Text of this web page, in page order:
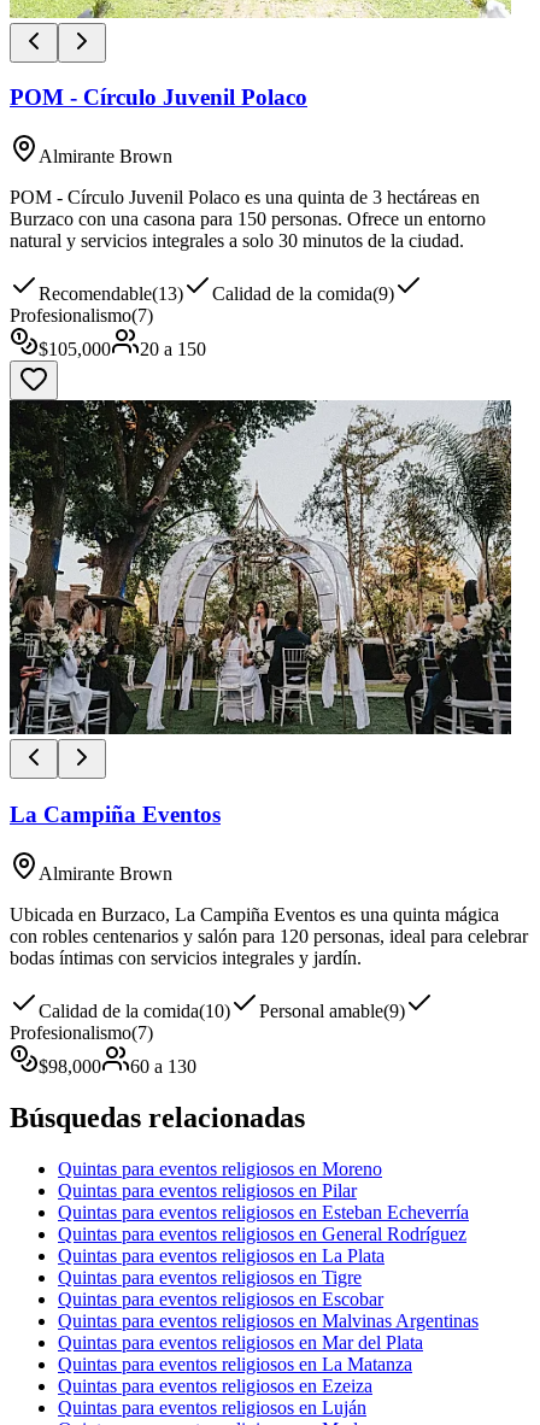
POM - Círculo Juvenil Polaco
Almirante Brown
POM - Círculo Juvenil Polaco es una quinta de 3 hectáreas en
Burzaco con una casona para 150 personas. Ofrece un entorno
natural y servicios integrales a solo 30 minutos de la ciudad.
Recomendable(13) Calidad de la comida(9)
Profesionalismo(7)
$105,000 20 a 150
La Campiña Eventos
Almirante Brown
Ubicada en Burzaco, La Campiña Eventos es una quinta mágica
con robles centenarios y salón para 120 personas, ideal para celebrar
bodas íntimas con servicios integrales y jardín.
Calidad de la comida(10) Personal amable(9)
Profesionalismo(7)
$98,000 60 a 130
Búsquedas relacionadas
Quintas para eventos religiosos en Moreno
Quintas para eventos religiosos en Pilar
Quintas para eventos religiosos en Esteban Echeverría
Quintas para eventos religiosos en General Rodríguez
Quintas para eventos religiosos en La Plata
Quintas para eventos religiosos en Tigre
Quintas para eventos religiosos en Escobar
Quintas para eventos religiosos en Malvinas Argentinas
Quintas para eventos religiosos en Mar del Plata
Quintas para eventos religiosos en La Matanza
Quintas para eventos religiosos en Ezeiza
Quintas para eventos religiosos en Luján